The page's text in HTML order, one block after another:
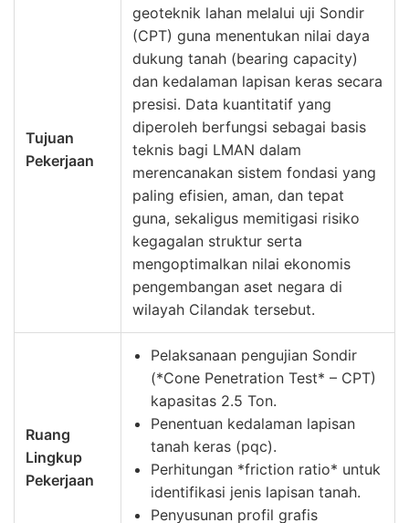
Tujuan
Pekerjaan
geoteknik lahan melalui uji Sondir
(CPT) guna menentukan nilai daya
dukung tanah (bearing capacity)
dan kedalaman lapisan keras secara
presisi. Data kuantitatif yang
diperoleh berfungsi sebagai basis
teknis bagi LMAN dalam
merencanakan sistem fondasi yang
paling efisien, aman, dan tepat
guna, sekaligus memitigasi risiko
kegagalan struktur serta
mengoptimalkan nilai ekonomis
pengembangan aset negara di
wilayah Cilandak tersebut.
Ruang
Lingkup
Pekerjaan
Pelaksanaan pengujian Sondir
(*Cone Penetration Test* – CPT)
kapasitas 2.5 Ton.
Penentuan kedalaman lapisan
tanah keras (pqc).
Perhitungan *friction ratio* untuk
identifikasi jenis lapisan tanah.
Penyusunan profil grafis